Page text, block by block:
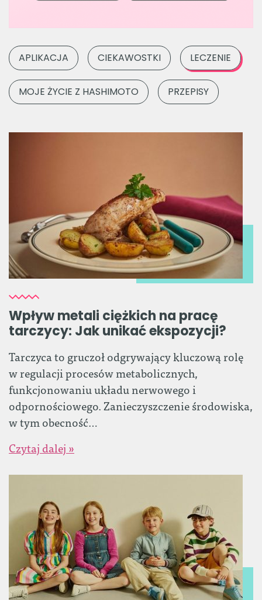
APLIKACJA CIEKAWOSTKI LECZENIE
MOJE ŻYCIE Z HASHIMOTO PRZEPISY
Wpływ metali ciężkich na pracę
tarczycy: Jak unikać ekspozycji?
Tarczyca to gruczoł odgrywający kluczową rolę
w regulacji procesów metabolicznych,
funkcjonowaniu układu nerwowego i
odpornościowego. Zanieczyszczenie środowiska,
w tym obecność…
Czytaj dalej »